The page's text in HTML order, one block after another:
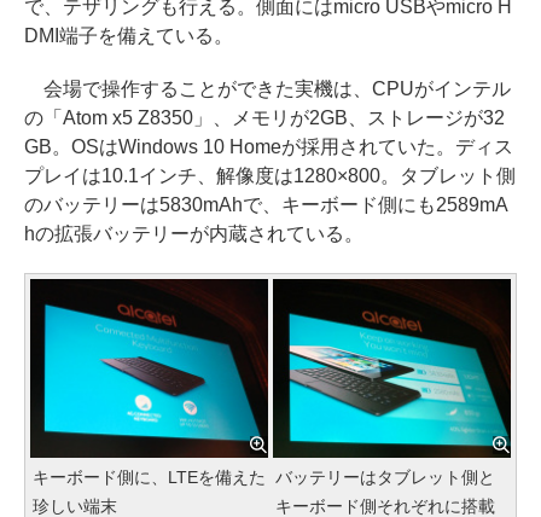
で、テザリングも行える。側面にはmicro USBやmicro H
DMI端子を備えている。
会場で操作することができた実機は、CPUがインテル
の「Atom x5 Z8350」、メモリが2GB、ストレージが32
GB。OSはWindows 10 Homeが採用されていた。ディス
プレイは10.1インチ、解像度は1280×800。タブレット側
のバッテリーは5830mAhで、キーボード側にも2589mA
hの拡張バッテリーが内蔵されている。
キーボード側に、LTEを備えた
珍しい端末
バッテリーはタブレット側と
キーボード側それぞれに搭載